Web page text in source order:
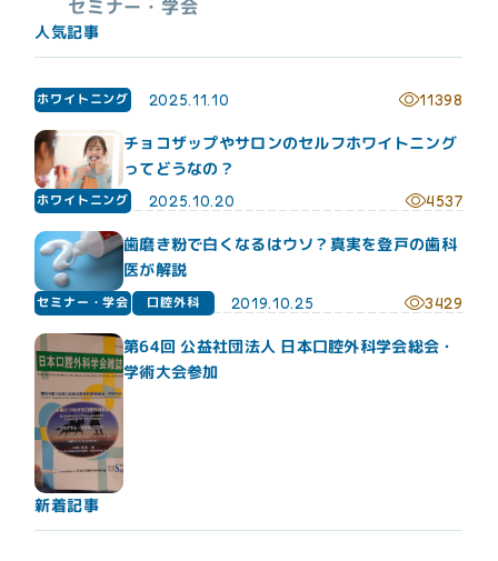
09:30~
13:30
● ● ● ● ● ● ー
15:00~
19:30
● ● ー
▲：土曜日午後：15:00~19:00 休診日：日曜日、祝日
最終受付：月～金曜日19:00まで／土曜日：18:30まで
セミナー・学会
人気記事
ホワイトニング 2025.11.10 11398
チョコザップやサロンのセルフホワイトニング
ってどうなの？
ホワイトニング 2025.10.20 4537
歯磨き粉で白くなるはウソ？真実を登戸の歯科
医が解説
セミナー・学会 口腔外科 2019.10.25 3429
第64回 公益社団法人 日本口腔外科学会総会・
学術大会参加
新着記事